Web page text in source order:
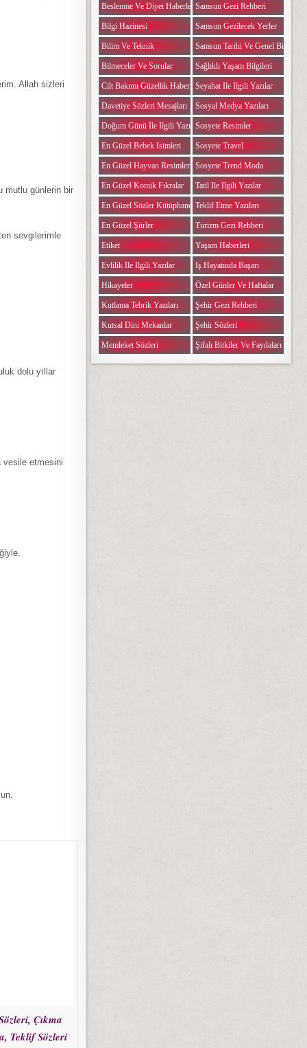
Allah sizleri
mutlu günlerin bir
sevgilerimle
dolu yıllar
vesile etmesini
Çıkma
Teklif Sözleri
Beslenme Ve Diyet Haberleri
Bilgi Hazinesi
Bilim Ve Teknik
Bilmeceler Ve Sorular
Cilt Bakımı Güzellik Haberleri
Davetiye Sözleri Mesajları
Doğum Günü Ile Ilgili Yazılar
En Güzel Bebek Isimleri
En Güzel Hayvan Resimleri
En Güzel Komik Fıkralar
En Güzel Sözler Kütüphanesi
En Güzel Şiirler
Etiket
Evlilik Ile Ilgili Yazılar
Hikayeler
Kutlama Tebrik Yazıları
Kutsal Dini Mekanlar
Memleket Sözleri
Samsun Gezi Rehberi
Samsun Gezilecek Yerler
Samsun Tarihi Ve Genel Bilgiler
Sağlıklı Yaşam Bilgileri
Seyahat Ile Ilgili Yazılar
Sosyal Medya Yazıları
Sosyete Resimler
Sosyete Travel
Sosyete Trend Moda
Tatil Ile Ilgili Yazılar
Teklif Etme Yazıları
Turizm Gezi Rehberi
Yaşam Haberleri
Iş Hayatında Başarı
Özel Günler Ve Haftalar
Şehir Gezi Rehberi
Şehir Sözleri
Şifalı Bitkiler Ve Faydaları